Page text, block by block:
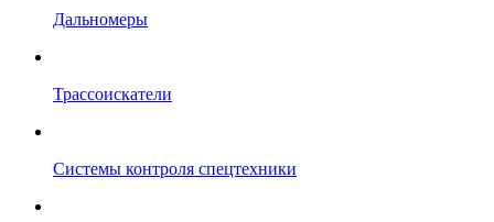
Дальномеры
Трассоискатели
Системы контроля спецтехники